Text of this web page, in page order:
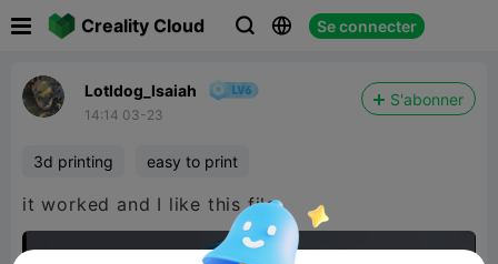
Creality Cloud   Se connecter
Lotldog_Isaiah
14:14 03-23
S'abonner
3d printing easy to print
it worked and I like this file